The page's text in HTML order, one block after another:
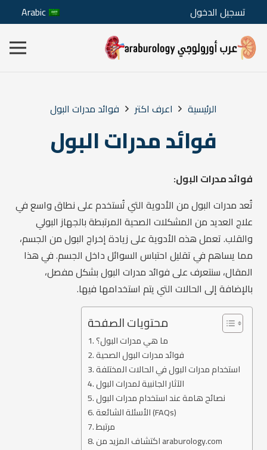
تسجيل الدخول Arabic
الرئيسية اعرف اكتر فوائد مدرات البول
فوائد مدرات البول
فوائد مدرات البول:
تُعد مدرات البول من الأدوية التي تُستخدم على نطاق واسع في
علاج العديد من المشكلات الصحية المرتبطة بالجهاز البولي
والقلب. تعمل هذه الأدوية على زيادة إخراج البول من الجسم،
مما يساهم في تقليل احتباس السوائل داخل الجسم. في هذا
المقال، سنتعرف على فوائد مدرات البول بشكل مفصل،
بالإضافة إلى الحالات التي يتم استخدامها فيها.
محتويات الصفحة
ما هي مدرات البول؟
فوائد مدرات البول الصحية
استخدام مدرات البول في الحالات المختلفة
الآثار الجانبية لمدرات البول
نصائح هامة عند استخدام مدرات البول
الأسئلة الشائعة (FAQs)
مرتبط
اكتشاف المزيد من araburology.com